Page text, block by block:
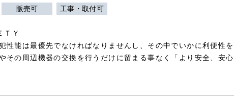
販売可 工事・取付可
ＴＹ
性能は最優先でなければなりませんし、その中でいかに利便性
その周辺機器の交換を行うだけに留まる事なく「より安全、安